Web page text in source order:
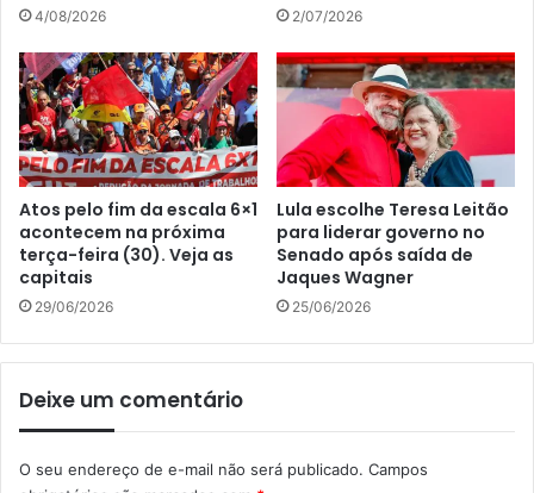
4/08/2026 2/07/2026
Atos pelo fim da escala 6×1
acontecem na próxima
terça-feira (30). Veja as
capitais
29/06/2026
Lula escolhe Teresa Leitão
para liderar governo no
Senado após saída de
Jaques Wagner
25/06/2026
Deixe um comentário
O seu endereço de e-mail não será publicado. Campos